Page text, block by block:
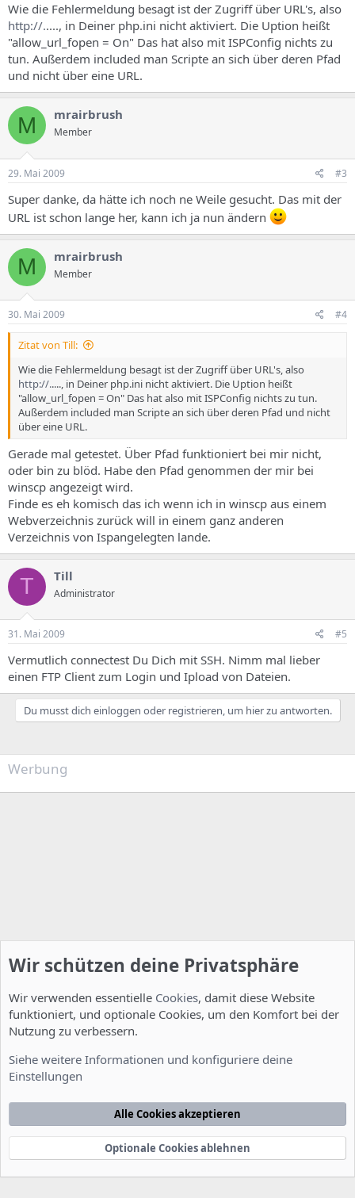
Wie die Fehlermeldung besagt ist der Zugriff über URL's, also
http://....., in Deiner php.ini nicht aktiviert. Die Uption heißt
"allow_url_fopen = On" Das hat also mit ISPConfig nichts zu
tun. Außerdem included man Scripte an sich über deren Pfad
und nicht über eine URL.
M mrairbrush
Member
29. Mai 2009 #3
Super danke, da hätte ich noch ne Weile gesucht. Das mit der
URL ist schon lange her, kann ich ja nun ändern
M mrairbrush
Member
30. Mai 2009 #4
Zitat von Till:
Wie die Fehlermeldung besagt ist der Zugriff über URL's, also
http://....., in Deiner php.ini nicht aktiviert. Die Uption heißt
"allow_url_fopen = On" Das hat also mit ISPConfig nichts zu tun.
Außerdem included man Scripte an sich über deren Pfad und nicht
über eine URL.
Gerade mal getestet. Über Pfad funktioniert bei mir nicht,
oder bin zu blöd. Habe den Pfad genommen der mir bei
winscp angezeigt wird.
Finde es eh komisch das ich wenn ich in winscp aus einem
Webverzeichnis zurück will in einem ganz anderen
Verzeichnis von Ispangelegten lande.
T Till
Administrator
31. Mai 2009 #5
Vermutlich connectest Du Dich mit SSH. Nimm mal lieber
einen FTP Client zum Login und Ipload von Dateien.
Du musst dich einloggen oder registrieren, um hier zu antworten.
Werbung
Nutzungsbedingungen Datenschutzerklärung
Startseite
e
Community platform by XenForo® © 2010-2022 XenForo Ltd.
xenDach©2010-2014
Wir schützen deine Privatsphäre
Wir verwenden essentielle Cookies, damit diese Website
funktioniert, und optionale Cookies, um den Komfort bei der
Nutzung zu verbessern.
Siehe weitere Informationen und konfiguriere deine
Einstellungen
Alle Cookies akzeptieren
Optionale Cookies ablehnen